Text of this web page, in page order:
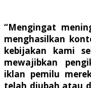
“Mengingat
menghasilkan
kebijakan kami
mewajibkan
iklan pemilu
telah diubah atau